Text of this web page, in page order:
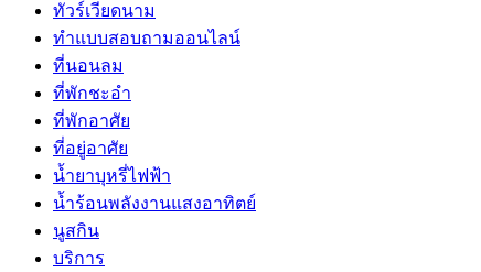
ทัวร์เวียดนาม
ทำแบบสอบถามออนไลน์
ที่นอนลม
ที่พักชะอำ
ที่พักอาศัย
ที่อยู่อาศัย
น้ำยาบุหรี่ไฟฟ้า
น้ำร้อนพลังงานแสงอาทิตย์
นูสกิน
บริการ